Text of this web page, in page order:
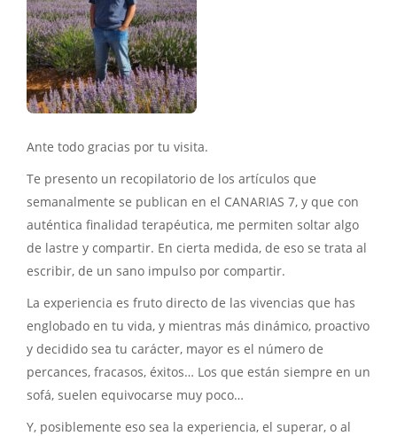
Ante todo gracias por tu visita.
Te presento un recopilatorio de los artículos que
semanalmente se publican en el CANARIAS 7, y que con
auténtica finalidad terapéutica, me permiten soltar algo
de lastre y compartir. En cierta medida, de eso se trata al
escribir, de un sano impulso por compartir.
La experiencia es fruto directo de las vivencias que has
englobado en tu vida, y mientras más dinámico, proactivo
y decidido sea tu carácter, mayor es el número de
percances, fracasos, éxitos… Los que están siempre en un
sofá, suelen equivocarse muy poco…
Y, posiblemente eso sea la experiencia, el superar, o al